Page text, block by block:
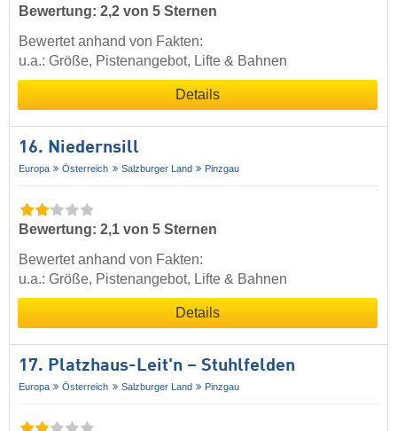
Bewertung: 2,2 von 5 Sternen
Bewertet anhand von Fakten:
u.a.: Größe, Pistenangebot, Lifte & Bahnen
Details
16. Niedernsill
Europa Österreich Salzburger Land Pinzgau
Bewertung: 2,1 von 5 Sternen
Bewertet anhand von Fakten:
u.a.: Größe, Pistenangebot, Lifte & Bahnen
Details
17. Platzhaus-Leit'n – Stuhlfelden
Europa Österreich Salzburger Land Pinzgau